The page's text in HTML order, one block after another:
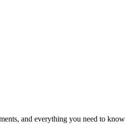
and everything you need to